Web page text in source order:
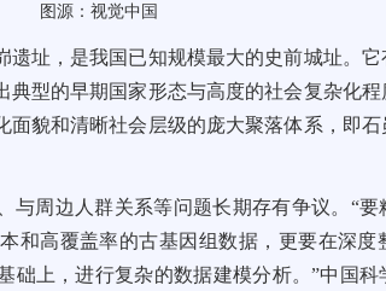
图源：视觉中国
址，是我国已知规模最大的史前城址。它
型的早期国家形态与高度的社会复杂化
貌和清晰社会层级的庞大聚落体系，即
与周边人群关系等问题长期存有争议。“要
和高覆盖率的古基因组数据，更要在深度
础上，进行复杂的数据建模分析。”中国科